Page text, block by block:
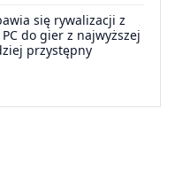
się rywalizacji z
do gier z najwyższej
przystępny